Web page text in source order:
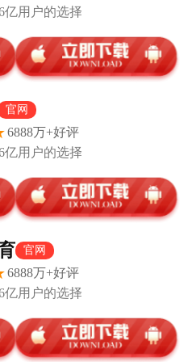
式宣告了巴西天才罗德里戈
膝前十字韧带完全断裂，外
2026年美加墨世界杯梦碎。2
精光。